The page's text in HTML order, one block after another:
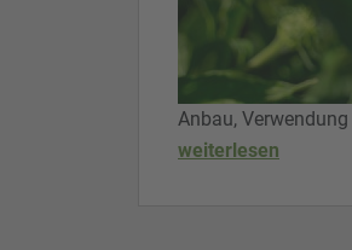
Anbau,
weiterlesen